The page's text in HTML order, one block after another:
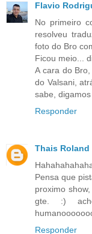
Flavio
No primeiro
resolveu
foto do Bro
Ficou meio...
A cara do
do Valsani,
sabe,
Responder
Thais Roland
Pensa que
proximo
gte. :)
Responder